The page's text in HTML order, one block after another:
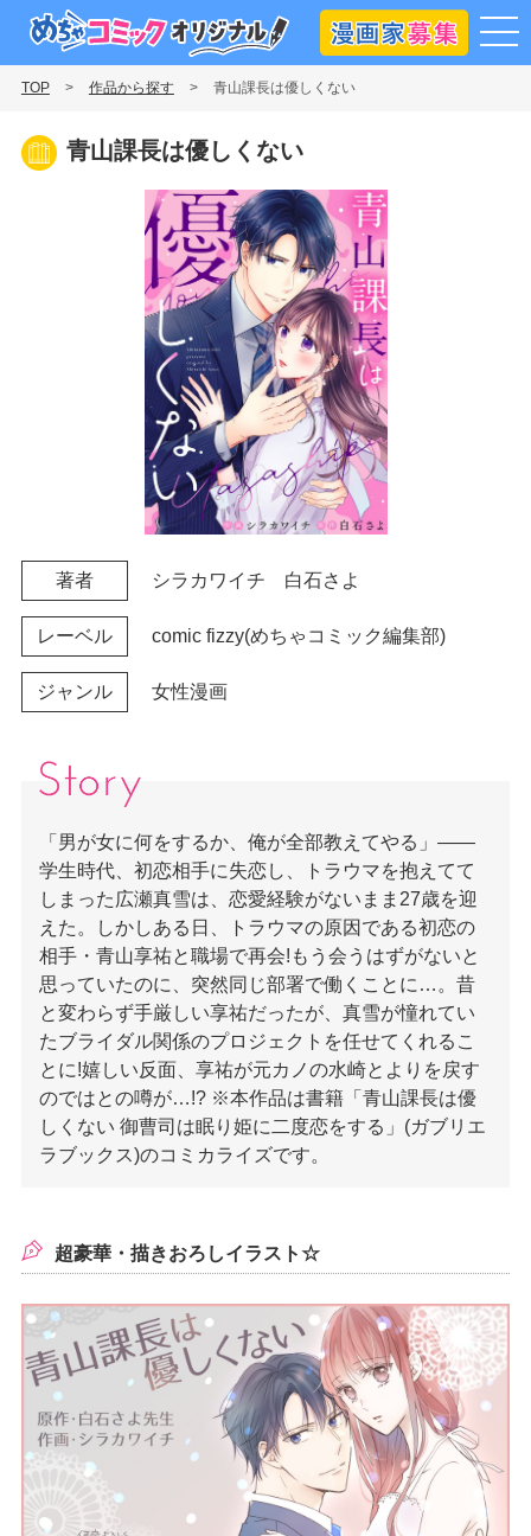
めちゃコミックオリジナル
TOP 作品から探す 青山課長は優しくない
青山課長は優しくない
著者 シラカワイチ 白石さよ
レーベル comic fizzy(めちゃコミック編集部)
ジャンル 女性漫画
「男が女に何をするか、俺が全部教えてやる」――
学生時代、初恋相手に失恋し、トラウマを抱えてて
しまった広瀬真雪は、恋愛経験がないまま27歳を迎
えた。しかしある日、トラウマの原因である初恋の
相手・青山享祐と職場で再会!もう会うはずがないと
思っていたのに、突然同じ部署で働くことに…。昔
と変わらず手厳しい享祐だったが、真雪が憧れてい
たブライダル関係のプロジェクトを任せてくれるこ
とに!嬉しい反面、享祐が元カノの水崎とよりを戻す
のではとの噂が…!? ※本作品は書籍「青山課長は優
しくない 御曹司は眠り姫に二度恋をする」(ガブリエ
ラブックス)のコミカライズです。
超豪華・描きおろしイラスト☆